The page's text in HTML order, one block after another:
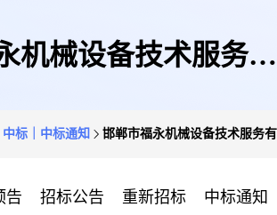
机械设备技术服务有
中标｜中标通知 邯郸市福永机械设备技术服务
告 招标公告 重新招标 中标通知